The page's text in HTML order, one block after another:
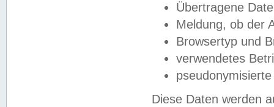
Übertragene
Meldung, ob der
Browsertyp und
verwendetes
Diese Daten werden